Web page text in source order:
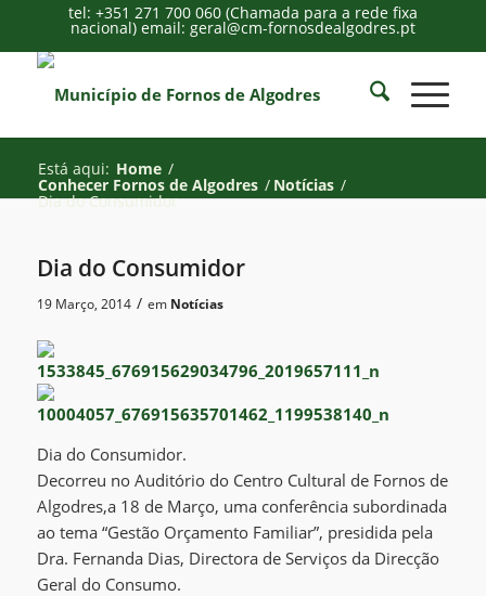
tel: +351 271 700 060 (Chamada para a rede fixa
nacional) email: geral@cm-fornosdealgodres.pt
Está aqui: Home /
Conhecer Fornos de Algodres / Notícias /
Dia do Consumidor
Dia do Consumidor
19 Março, 2014 / em Notícias
Dia do Consumidor.
Decorreu no Auditório do Centro Cultural de Fornos de
Algodres,a 18 de Março, uma conferência subordinada
ao tema “Gestão Orçamento Familiar”, presidida pela
Dra. Fernanda Dias, Directora de Serviços da Direcção
Geral do Consumo.